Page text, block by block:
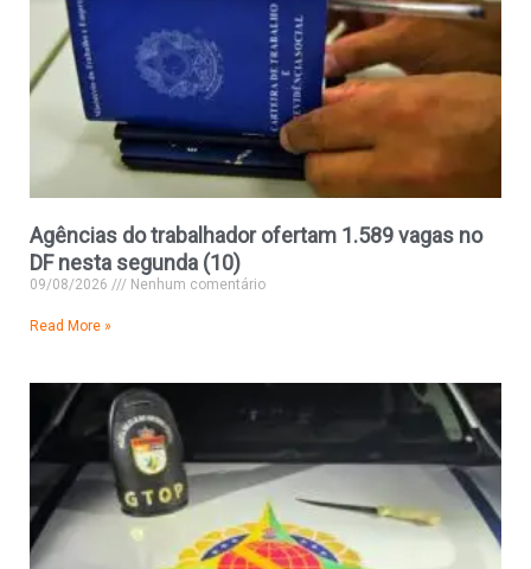
Agências do trabalhador ofertam 1.589 vagas no
DF nesta segunda (10)
09/08/2026 Nenhum comentário
Read More »